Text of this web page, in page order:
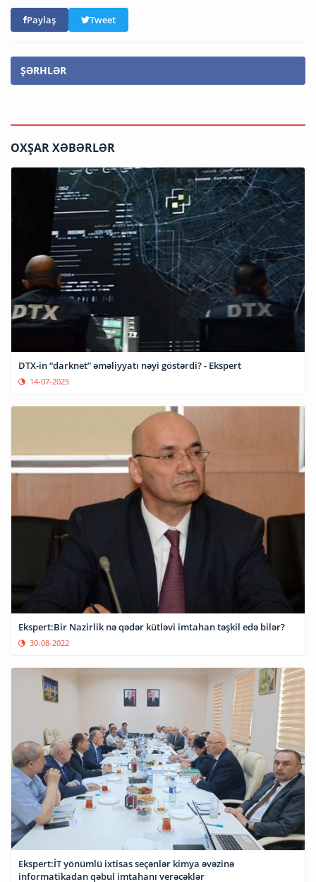
Paylaş Tweet
ŞƏRHLƏR
OXŞAR XƏBƏRLƏR
DTX-in “darknet” əməliyyatı nəyi göstərdi? - Ekspert
14-07-2025
Ekspert:Bir Nazirlik nə qədər kütləvi imtahan təşkil edə bilər?
30-08-2022
Ekspert:İT yönümlü ixtisas seçənlər kimya əvəzinə
informatikadan qəbul imtahanı verəcəklər